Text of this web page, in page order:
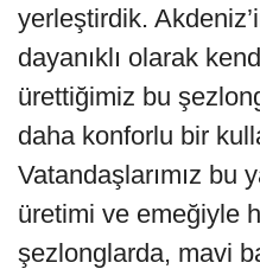
yerleştirdik.
dayanıklı olarak
ürettiğimiz bu
daha konforlu bir
Vatandaşlarımız bu
üretimi ve emeğiyle
şezlonglarda, mavi